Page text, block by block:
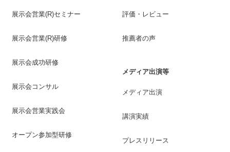
展示会営業(R)セミナー
展示会営業(R)研修
展示会成功研修
展示会コンサル
展示会営業実践会
オープン参加型研修
評価・レビュー
推薦者の声
メディア出演等
メディア出演
講演実績
プレスリリース